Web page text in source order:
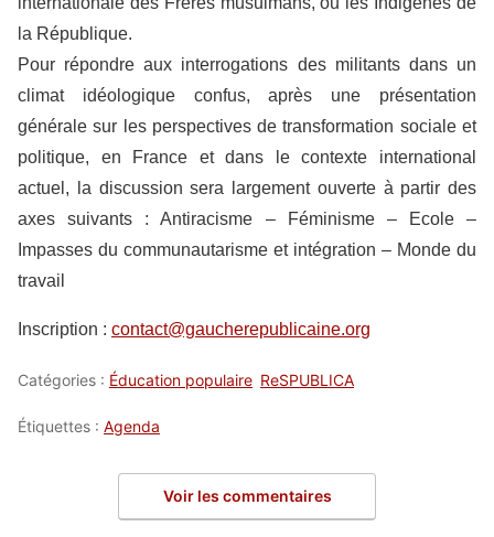
la République.
Pour répondre aux interrogations des militants dans un
climat idéologique confus, après une présentation
générale sur les perspectives de transformation sociale et
politique, en France et dans le contexte international
actuel, la discussion sera largement ouverte à partir des
axes suivants : Antiracisme – Féminisme – Ecole –
Impasses du communautarisme et intégration – Monde du
travail
Inscription : contact@gaucherepublicaine.org
Catégories : Éducation populaire ReSPUBLICA
Étiquettes : Agenda
Voir les commentaires